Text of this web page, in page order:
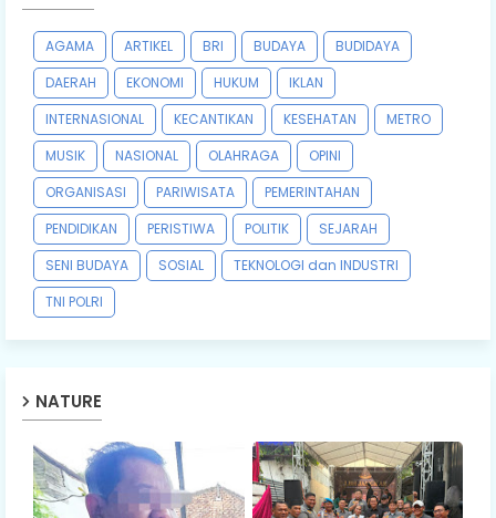
AGAMA ARTIKEL BRI BUDAYA
BUDIDAYA
DAERAH
EKONOMI HUKUM
IKLAN
INTERNASIONAL
KECANTIKAN KESEHATAN
METRO
MUSIK
NASIONAL OLAHRAGA
OPINI
ORGANISASI
PARIWISATA
PEMERINTAHAN
PENDIDIKAN
PERISTIWA POLITIK
SEJARAH
SENI BUDAYA
SOSIAL
TEKNOLOGI dan INDUSTRI
TNI POLRI
NATURE